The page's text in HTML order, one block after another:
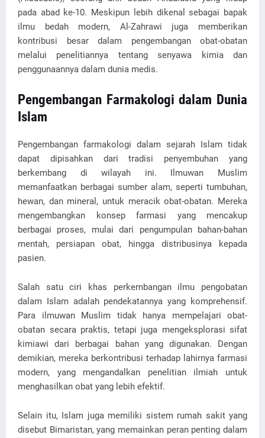
pada abad ke-10. Meskipun lebih dikenal sebagai bapak
ilmu bedah modern, Al-Zahrawi juga memberikan
kontribusi besar dalam pengembangan obat-obatan
melalui penelitiannya tentang senyawa kimia dan
penggunaannya dalam dunia medis.
Pengembangan Farmakologi dalam Dunia
Islam
Pengembangan farmakologi dalam sejarah Islam tidak
dapat dipisahkan dari tradisi penyembuhan yang
berkembang di wilayah ini. Ilmuwan Muslim
memanfaatkan berbagai sumber alam, seperti tumbuhan,
hewan, dan mineral, untuk meracik obat-obatan. Mereka
mengembangkan konsep farmasi yang mencakup
berbagai proses, mulai dari pengumpulan bahan-bahan
mentah, persiapan obat, hingga distribusinya kepada
pasien.
Salah satu ciri khas perkembangan ilmu pengobatan
dalam Islam adalah pendekatannya yang komprehensif.
Para ilmuwan Muslim tidak hanya mempelajari obat-
obatan secara praktis, tetapi juga mengeksplorasi sifat
kimiawi dari berbagai bahan yang digunakan. Dengan
demikian, mereka berkontribusi terhadap lahirnya farmasi
modern, yang mengandalkan penelitian ilmiah untuk
menghasilkan obat yang lebih efektif.
Selain itu, Islam juga memiliki sistem rumah sakit yang
disebut Bimaristan, yang memainkan peran penting dalam